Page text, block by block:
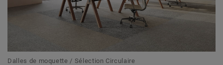
Dalles de moquette / Sélection Circulaire